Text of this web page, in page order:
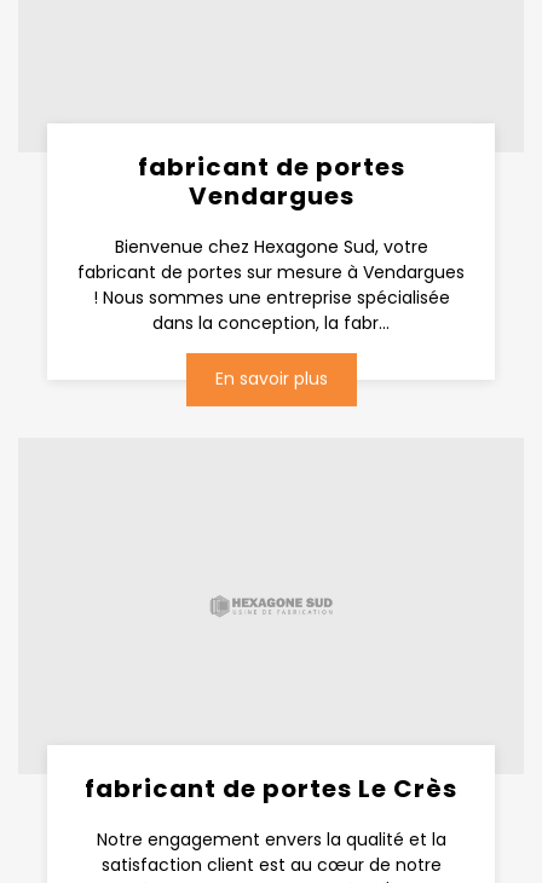
fabricant de portes
Vendargues
Bienvenue chez Hexagone Sud, votre
fabricant de portes sur mesure à Vendargues
! Nous sommes une entreprise spécialisée
dans la conception, la fabr...
En savoir plus
fabricant de portes Le Crès
Notre engagement envers la qualité et la
satisfaction client est au cœur de notre